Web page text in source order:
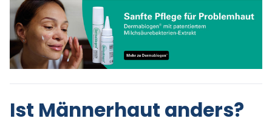
Ist Männerhaut anders?